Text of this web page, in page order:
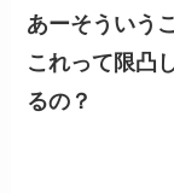
あーそういう
これって限凸
るの？